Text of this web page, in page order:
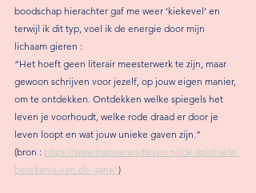
boodschap hierachter gaf me weer ‘kiekevel’ en
terwijl ik dit typ, voel ik de energie door mijn
lichaam gieren :
“Het hoeft geen literair meesterwerk te zijn, maar
gewoon schrijven voor jezelf, op jouw eigen manier,
om te ontdekken. Ontdekken welke spiegels het
leven je voorhoudt, welke rode draad er door je
leven loopt en wat jouw unieke gaven zijn.”
(bron : https://www.inspirerendleven.nl/de-spirituele-
betekenis-van-de-gans/ )